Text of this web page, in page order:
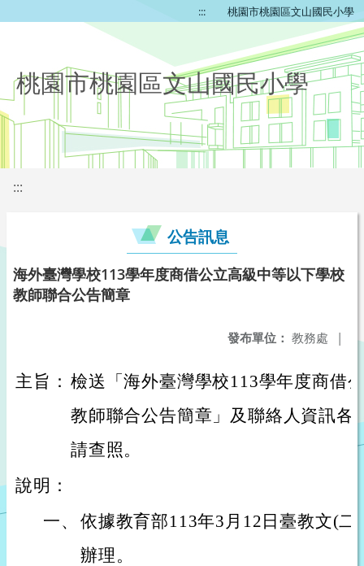
::: 桃園市桃園區文山國民小學
桃園市桃園區文山國民小學
:::
公告訊息
海外臺灣學校113學年度商借公立高級中等以下學校
教師聯合公告簡章
發布單位： 教務處 |
主旨： 檢送「海外臺灣學校113學年度商借
教師聯合公告簡章」及聯絡人資訊各
請查照。
說明：
一、 依據教育部113年3月12日臺教文(二
辦理。